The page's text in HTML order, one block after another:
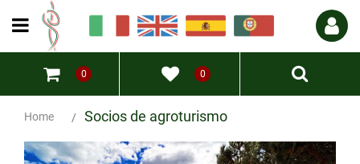
Open menu
0 0
Home Socios de agroturismo